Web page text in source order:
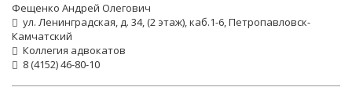
Фещенко Андрей Олегович
ул. Ленинградская, д. 34, (2 этаж), каб.1-6, Петропавловск-
Камчатский
Коллегия адвокатов
8 (4152) 46-80-10